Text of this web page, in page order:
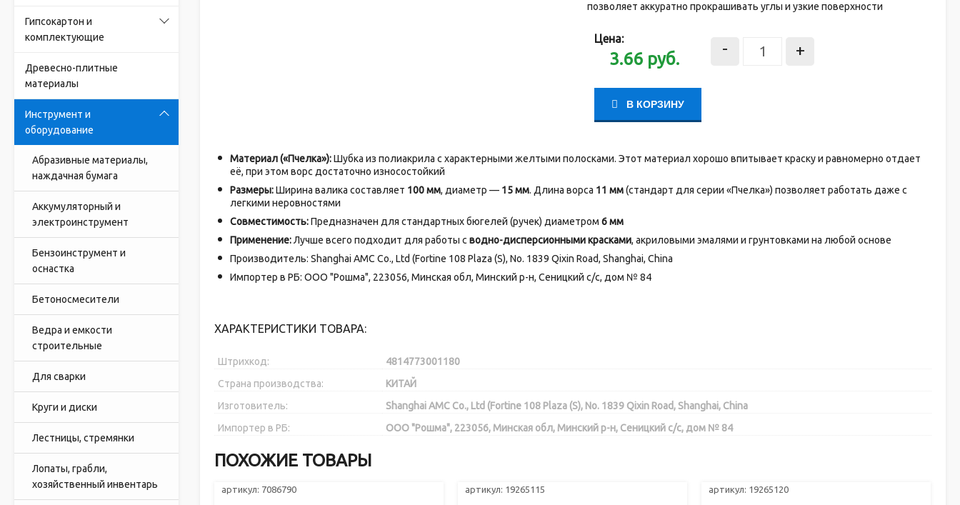
Гипсокартон и
комплектующие
Древесно-плитные
материалы
Инструмент и
оборудование
Абразивные материалы,
наждачная бумага
Аккумуляторный и
электроинструмент
Бензоинструмент и
оснастка
Бетоносмесители
Ведра и емкости
строительные
Для сварки
Круги и диски
Лестницы, стремянки
Лопаты, грабли,
хозяйственный инвентарь
позволяет аккуратно прокрашивать углы и узкие поверхности
Цена:
3.66 руб.
- +
В КОРЗИНУ
Материал («Пчелка»):Шубка из полиакрила с характерными желтыми полосками. Этот материал хорошо впитывает краску и равномерно отдает
её, при этом ворс достаточно износостойкий
Размеры:Ширина валика составляет 100 мм, диаметр — 15 мм. Длина ворса 11 мм(стандарт для серии «Пчелка») позволяет работать даже с
легкими неровностями
Совместимость:Предназначен для стандартных бюгелей (ручек) диаметром 6 мм
Применение:Лучше всего подходит для работы сводно-дисперсионными красками, акриловыми эмалями и грунтовками на любой основе
Производитель: Shanghai AMC Co., Ltd (Fortine 108 Plaza (S), No. 1839 Qixin Road, Shanghai, China
Импортер в РБ: ООО "Рошма", 223056, Минская обл, Минский р-н, Сеницкий с/с, дом № 84
ХАРАКТЕРИСТИКИ ТОВАРА:
Штрихкод:
4814773001180
Страна производства:
КИТАЙ
Изготовитель:
Shanghai AMC Co., Ltd (Fortine 108 Plaza (S), No. 1839 Qixin Road, Shanghai, China
Импортер в РБ:
ООО "Рошма", 223056, Минская обл, Минский р-н, Сеницкий с/с, дом № 84
ПОХОЖИЕ ТОВАРЫ
артикул: 7086790 артикул: 19265115 артикул: 19265120